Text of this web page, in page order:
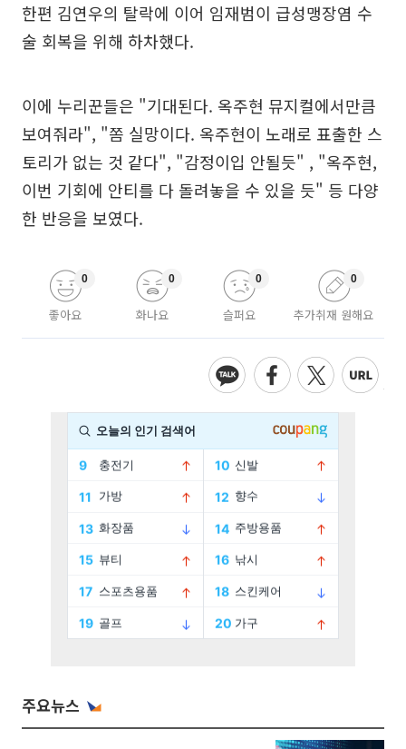
한편 김연우의 탈락에 이어 임재범이 급성맹장염 수
술 회복을 위해 하차했다.
이에 누리꾼들은 "기대된다. 옥주현 뮤지컬에서만큼
보여줘라", "쫌 실망이다. 옥주현이 노래로 표출한 스
토리가 없는 것 같다", "감정이입 안될듯" , "옥주현,
이번 기회에 안티를 다 돌려놓을 수 있을 듯" 등 다양
한 반응을 보였다.
좋아요
0
화나요
0
슬퍼요
0
추가취재 원해요
0
주요뉴스